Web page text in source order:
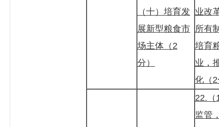
（十）培育发
展新型粮食市
场主体（2
分）
业改
所有
培育
业，
化（
22.（
监管